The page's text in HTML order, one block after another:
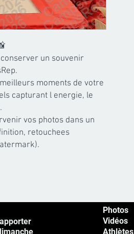
un souvenir
moments de votre
capturant l energie, le
vos photos dans un
retouchees
Photos
Vidéos